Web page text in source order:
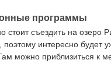
программы
стоит съездить на озеро
поэтому интересно будет
можно приблизиться к